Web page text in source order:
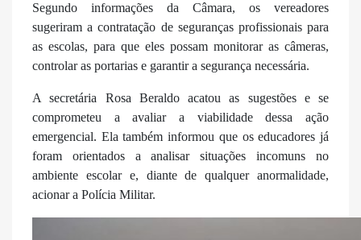
Segundo informações da Câmara, os vereadores
sugeriram a contratação de seguranças profissionais para
as escolas, para que eles possam monitorar as câmeras,
controlar as portarias e garantir a segurança necessária.
A secretária Rosa Beraldo acatou as sugestões e se
comprometeu a avaliar a viabilidade dessa ação
emergencial. Ela também informou que os educadores já
foram orientados a analisar situações incomuns no
ambiente escolar e, diante de qualquer anormalidade,
acionar a Polícia Militar.